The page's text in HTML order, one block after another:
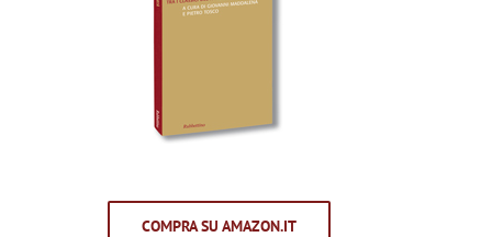
COMPRA SU AMAZON.IT